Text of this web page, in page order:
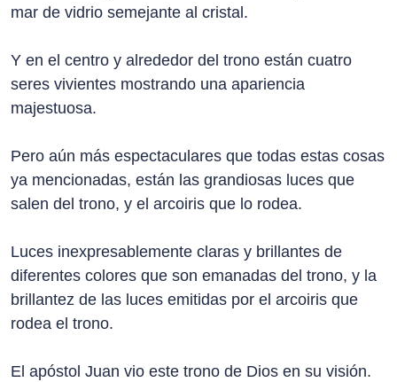
mar de vidrio semejante al cristal.
Y en el centro y alrededor del trono están cuatro
seres vivientes mostrando una apariencia
majestuosa.
Pero aún más espectaculares que todas estas cosas
ya mencionadas, están las grandiosas luces que
salen del trono, y el arcoiris que lo rodea.
Luces inexpresablemente claras y brillantes de
diferentes colores que son emanadas del trono, y la
brillantez de las luces emitidas por el arcoiris que
rodea el trono.
El apóstol Juan vio este trono de Dios en su visión.